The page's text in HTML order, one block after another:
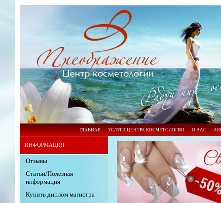
ГЛАВНАЯ УСЛУГИ ЦЕНТРА КОСМЕТОЛОГИИ О НАС
ИНФОРМАЦИЯ
Отзывы
Статьи/Полезная
информация
Купить диплом магистра